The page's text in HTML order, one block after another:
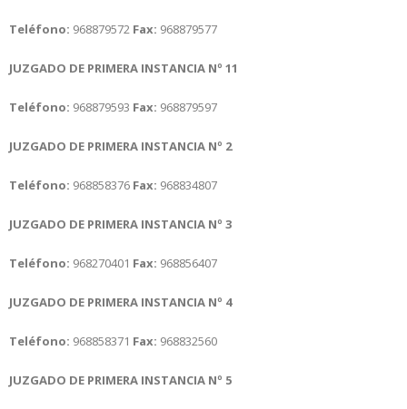
Teléfono: 968879572 Fax: 968879577
JUZGADO DE PRIMERA INSTANCIA Nº 11
Teléfono: 968879593 Fax: 968879597
JUZGADO DE PRIMERA INSTANCIA Nº 2
Teléfono: 968858376 Fax: 968834807
JUZGADO DE PRIMERA INSTANCIA Nº 3
Teléfono: 968270401 Fax: 968856407
JUZGADO DE PRIMERA INSTANCIA Nº 4
Teléfono: 968858371 Fax: 968832560
JUZGADO DE PRIMERA INSTANCIA Nº 5